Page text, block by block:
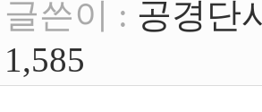
글쓴이 : 공경단
1,585